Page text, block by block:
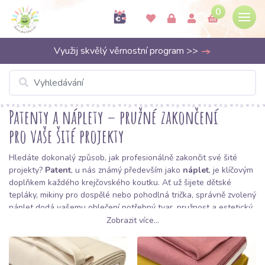
0
Využij skvělý věrnostní program >>
Patenty a náplety – pružné zakončení
pro vaše šité projekty
Hledáte dokonalý způsob, jak profesionálně zakončit své šité
projekty? Patent, u nás známý především jako náplet, je klíčovým
doplňkem každého krejčovského koutku. Ať už šijete dětské
tepláky, mikiny pro dospělé nebo pohodlná trička, správně zvolený
náplet dodá vašemu oblečení potřebný tvar, pružnost a estetický
vzhled. V Bubulákovu rozumíme tomu, že detail dělá celek, proto
svou elasticitou a barevnou stálostí.
Zobrazit více...